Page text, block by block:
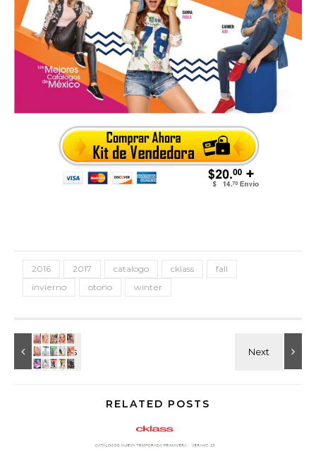
2016 2017 catalogo cklass
fall
invierno
otono winter
RELATED POSTS